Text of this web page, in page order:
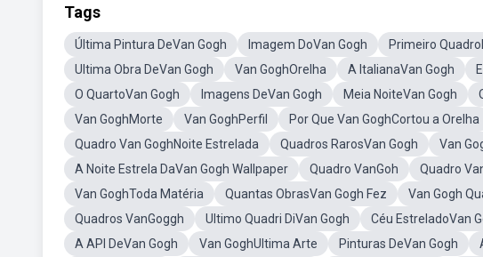
Tags
Última Pintura DeVan Gogh Imagem DoVan Gogh Primeiro
Ultima Obra DeVan Gogh
Van GoghOrelha A ItalianaVan Gogh
O QuartoVan Gogh
Imagens DeVan Gogh Meia NoiteVan Gogh
Van GoghMorte
Van GoghPerfil Por Que Van GoghCortou a Orelha
Quadro Van GoghNoite Estrelada
Quadros RarosVan Gogh Van
A Noite Estrela DaVan Gogh Wallpaper
Quadro VanGoh Quadro
Van GoghToda Matéria
Quantas ObrasVan Gogh Fez Van Gogh
Quadros VanGoggh
Ultimo Quadri DiVan Gogh Céu EstreladoVan
A API DeVan Gogh
Van GoghUltima Arte Pinturas DeVan Gogh